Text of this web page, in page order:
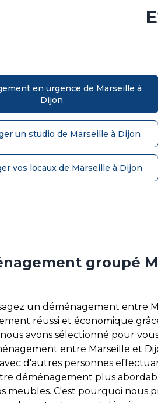
en urgence de Marseille à
Dijon
un studio de Marseille à Dijon
vos locaux de Marseille à Dijon
groupé
un déménagement entre
réussi et économique
avons sélectionné pour
entre Marseille et
d'autres personnes
déménagement plus
meubles. C'est pourquoi nous